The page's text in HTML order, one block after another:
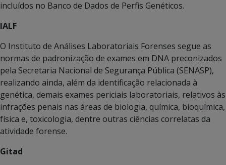
incluídos no Banco de Dados de Perfis Genéticos.
IALF
O Instituto de Análises Laboratoriais Forenses segue as
normas de padronização de exames em DNA preconizados
pela Secretaria Nacional de Segurança Pública (SENASP),
realizando ainda, além da identificação relacionada à
genética, demais exames periciais laboratoriais, relativos às
infrações penais nas áreas de biologia, química, bioquímica,
física e, toxicologia, dentre outras ciências correlatas da
atividade forense.
Gitad